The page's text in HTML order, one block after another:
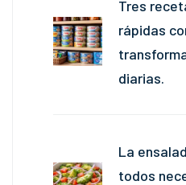
Tres
rápidas
diarias.
La
todos